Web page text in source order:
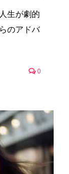
生が劇的
のアドバ
0